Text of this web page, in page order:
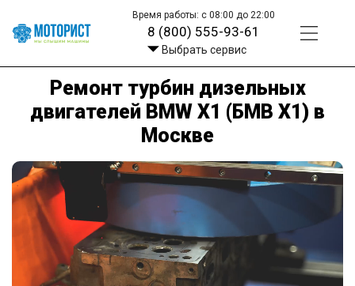
Время работы: с 08:00 до 22:00
8 (800) 555-93-61
Выбрать сервис
Ремонт турбин дизельных
двигателей BMW X1 (БМВ Х1) в
Москве